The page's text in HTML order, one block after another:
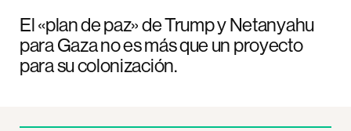
El «plan de paz» de Trump y Netanyahu
para Gaza no es más que un proyecto
para su colonización.